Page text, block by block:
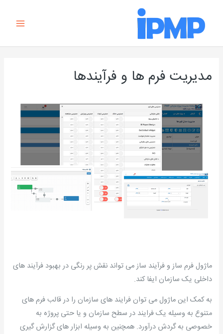
مدیریت فرم ها و فرآیندها
ماژول فرم ساز و فرآیند ساز می تواند نقش پر رنگی در بهبود فرآیند های
داخلی یک سازمان ایفا کند.
به کمک این ماژول می توان فرایند های سازمان را در قالب فرم های
متنوع به وسیله یک فرایند در سطح سازمان و یا حتی پروژه به
خصوصی به گردش درآورد. همچنین به وسیله ابزار های گزارش گیری